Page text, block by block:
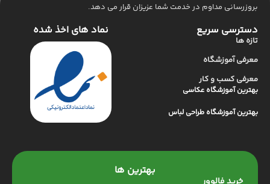
بروزرسانی مداوم در خدمت شما عزیزان قرار می دهد.
دسترسی سریع
تازه ها
معرفی آموزشگاه
معرفی کسب و کار
بهترین آموزشگاه عکاسی
بهترین آموزشگاه طراحی لباس
نماد های اخذ شده
بهترین ها